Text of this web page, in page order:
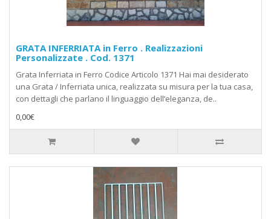
GRATA INFERRIATA in Ferro . Realizzazioni
Personalizzate . Cod. 1371
Grata Inferriata in Ferro Codice Articolo 1371 Hai mai desiderato
una Grata / Inferriata unica, realizzata su misura per la tua casa,
con dettagli che parlano il linguaggio dell’eleganza, de..
0,00€